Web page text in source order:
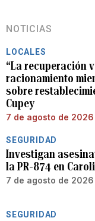
NOTICIAS
LOCALES
“La recuperación
racionamiento
sobre
Cupey
7 de agosto de 2026
SEGURIDAD
Investigan
la PR-874 en
7 de agosto de
SEGURIDAD